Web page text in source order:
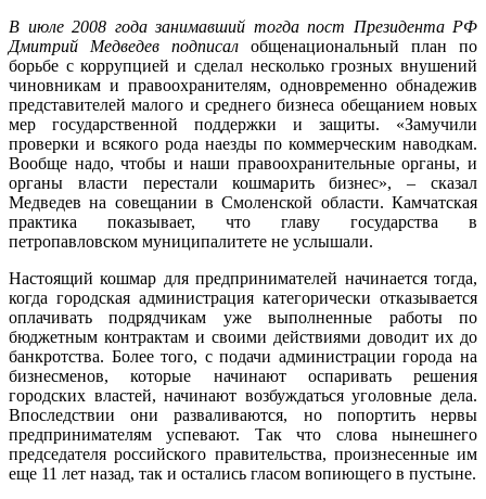
В июле 2008 года занимавший тогда пост Президента РФ
Дмитрий Медведев подписал общенациональный план по
борьбе с коррупцией и сделал несколько грозных внушений
чиновникам и правоохранителям, одновременно обнадежив
представителей малого и среднего бизнеса обещанием новых
мер государственной поддержки и защиты. «Замучили
проверки и всякого рода наезды по коммерческим наводкам.
Вообще надо, чтобы и наши правоохранительные органы, и
органы власти перестали кошмарить бизнес», – сказал
Медведев на совещании в Смоленской области. Камчатская
практика показывает, что главу государства в
петропавловском муниципалитете не услышали.
Настоящий кошмар для предпринимателей начинается тогда,
когда городская администрация категорически отказывается
оплачивать подрядчикам уже выполненные работы по
бюджетным контрактам и своими действиями доводит их до
банкротства. Более того, с подачи администрации города на
бизнесменов, которые начинают оспаривать решения
городских властей, начинают возбуждаться уголовные дела.
Впоследствии они разваливаются, но попортить нервы
предпринимателям успевают. Так что слова нынешнего
председателя российского правительства, произнесенные им
еще 11 лет назад, так и остались гласом вопиющего в пустыне.